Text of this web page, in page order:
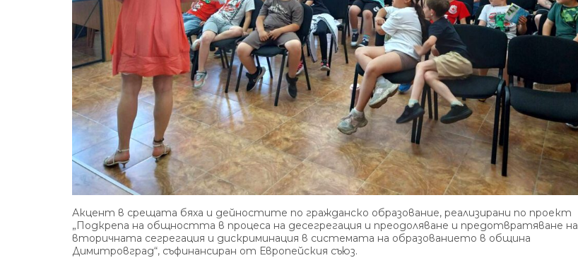
Акцент в срещата бяха и дейностите по гражданско образование, реализирани по проект
„Подкрепа на общността в процеса на десегрегация и преодоляване и предотвратяване на
вторичната сегрегация и дискриминация в системата на образованието в община
Димитровград“, съфинансиран от Европейския съюз.